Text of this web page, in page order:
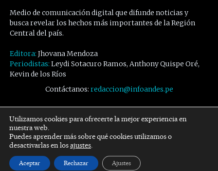
Medio de comunicación digital que difunde noticias y
busca revelar los hechos más importantes de la Región
Central del país.
Editora: Jhovana Mendoza
Periodistas: Leydi Sotacuro Ramos, Anthony Quispe Oré,
Kevin de los Ríos
Contáctanos: redaccion@infoandes.pe
Síguenos
Facebook Twitter Youtube
Utilizamos cookies para ofrecerte la mejor experiencia en
nuestra web.
Puedes aprender más sobre qué cookies utilizamos o
desactivarlas en losajustes.
Aceptar Rechazar Ajustes